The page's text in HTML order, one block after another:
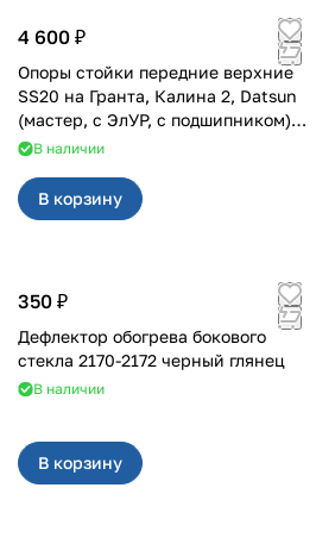
4 600 ₽
Опоры стойки передние верхние
SS20 на Гранта, Калина 2, Datsun
(мастер, с ЭлУР, с подшипником)
2шт 10123
В наличии
В корзину
350 ₽
Дефлектор обогрева бокового
стекла 2170-2172 черный глянец
В наличии
В корзину